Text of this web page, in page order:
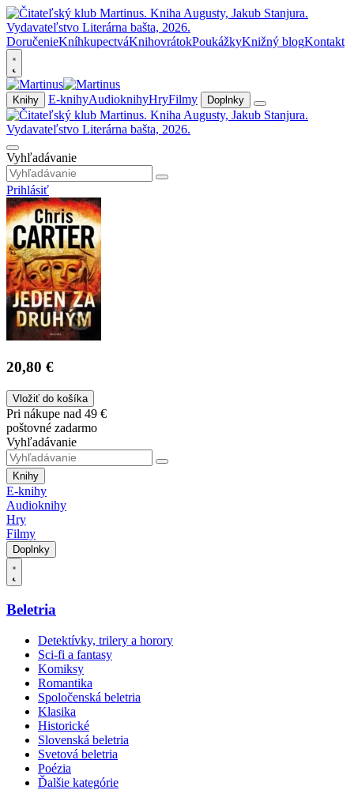
DoručenieKníhkupectváKnihovrátokPoukážkyKnižný blogKontakt
Knihy E-knihyAudioknihyHryFilmy Doplnky
Vyhľadávanie
Prihlásiť
20,80 €
Vložiť do košíka
Pri nákupe nad 49 €
poštovné zadarmo
Vyhľadávanie
Knihy
E-knihy
Audioknihy
Hry
Filmy
Doplnky
Beletria
Detektívky, trilery a horory
Sci-fi a fantasy
Komiksy
Romantika
Spoločenská beletria
Klasika
Historické
Slovenská beletria
Svetová beletria
Poézia
Ďalšie kategórie